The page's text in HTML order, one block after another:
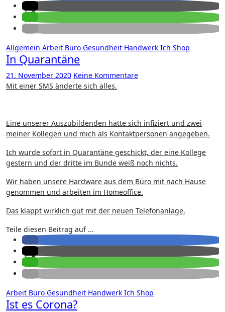
Allgemein Arbeit Büro Gesundheit Handwerk Ich Shop
In Quarantäne
21. November 2020 Keine Kommentare
Mit einer SMS änderte sich alles.
Eine unserer Auszubildenden hatte sich infiziert und zwei
meiner Kollegen und mich als Kontaktpersonen angegeben.
Ich wurde sofort in Quarantäne geschickt, der eine Kollege
gestern und der dritte im Bunde weiß noch nichts.
Wir haben unsere Hardware aus dem Büro mit nach Hause
genommen und arbeiten im Homeoffice.
Das klappt wirklich gut mit der neuen Telefonanlage.
Teile diesen Beitrag auf ...
Arbeit Büro Gesundheit Handwerk Ich Shop
Ist es Corona?